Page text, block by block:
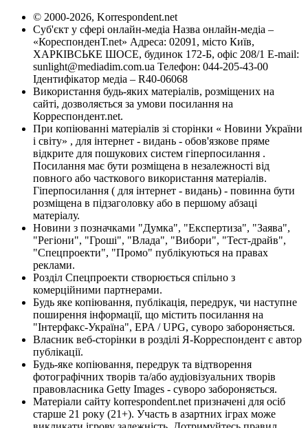
© 2000-2026, Korrespondent.net
Суб'єкт у сфері онлайн-медіа Назва онлайн-медіа –
«КореспонденТ.net» Адреса: 02091, місто Київ,
ХАРКІВСЬКЕ ШОСЕ, будинок 172-Б, офіс 208/1 E-mail:
sunlight@mediadim.com.ua Телефон: 044-205-43-00
Ідентифікатор медіа – R40-06068
Використання будь-яких матеріалів, розміщених на
сайті, дозволяється за умови посилання на
Корреспондент.net.
При копіюванні матеріалів зі сторінки « Новини України
і світу» , для інтернет - видань - обов'язкове пряме
відкрите для пошукових систем гіперпосилання .
Посилання має бути розміщена в незалежності від
повного або часткового використання матеріалів.
Гіперпосилання ( для інтернет - видань) - повинна бути
розміщена в підзаголовку або в першому абзаці
матеріалу.
Новини з позначками "Думка", "Експертиза", "Заява",
"Регіони", "Гроші", "Влада", "Вибори", "Тест-драйв",
"Спецпроекти", "Промо" публікуються на правах
реклами.
Розділ Спецпроекти створюється спільно з
комерційними партнерами.
Будь яке копіювання, публікація, передрук, чи наступне
поширення інформації, що містить посилання на
"Інтерфакс-Україна", EPA / UPG, суворо забороняється.
Власник веб-сторінки в розділі Я-Корреспондент є автор
публікації.
Будь-яке копіювання, передрук та відтворення
фотографічних творів та/або аудіовізуальних творів
правовласника Getty Images - суворо забороняється.
Матеріали сайту korrespondent.net призначені для осіб
старше 21 року (21+). Участь в азартних іграх може